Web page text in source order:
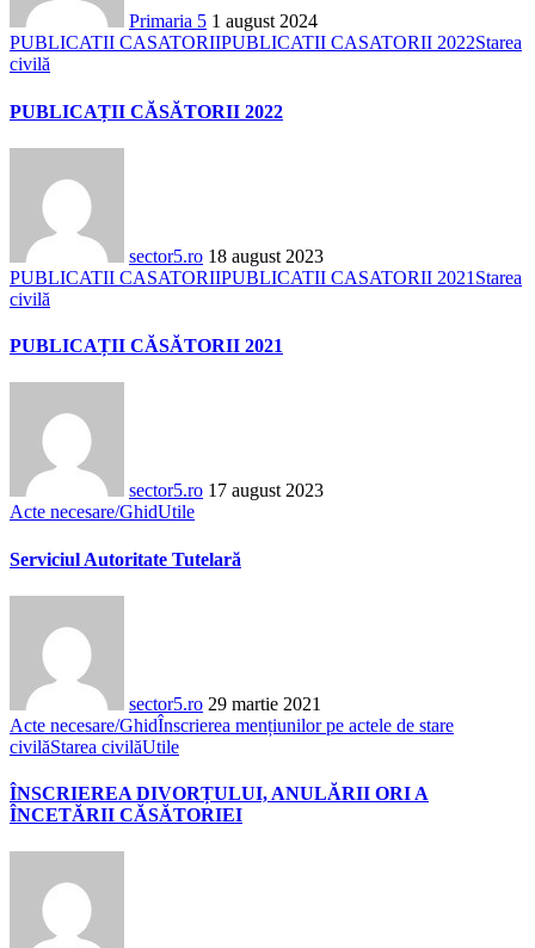
Primaria 5 1 august 2024
PUBLICATII CASATORIIPUBLICATII CASATORII 2022Starea
civilă
PUBLICAȚII CĂSĂTORII 2022
sector5.ro 18 august 2023
PUBLICATII CASATORIIPUBLICATII CASATORII 2021 Starea
civilă
PUBLICAȚII CĂSĂTORII 2021
sector5.ro 17 august 2023
Acte necesare/GhidUtile
Serviciul Autoritate Tutelară
sector5.ro 29 martie 2021
Acte necesare/GhidÎnscrierea mențiunilor pe actele de stare
civilăStarea civilăUtile
ÎNSCRIEREA DIVORȚULUI, ANULĂRII ORI A
ÎNCETĂRII CĂSĂTORIEI